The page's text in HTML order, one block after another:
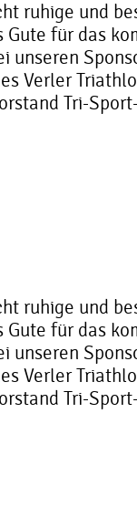
ruhige und
für das
unseren
Verler
Tri-
ruhige und
für das
unseren
Verler
Tri-